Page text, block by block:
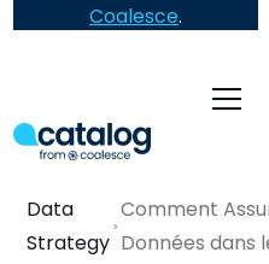
Coalesce.
Data
Strategy
Comment
Données dans